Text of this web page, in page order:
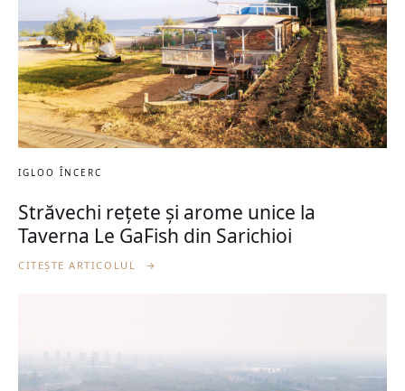
IGLOO ÎNCERC
Străvechi rețete și arome unice la
Taverna Le GaFish din Sarichioi
CITEȘTE ARTICOLUL →